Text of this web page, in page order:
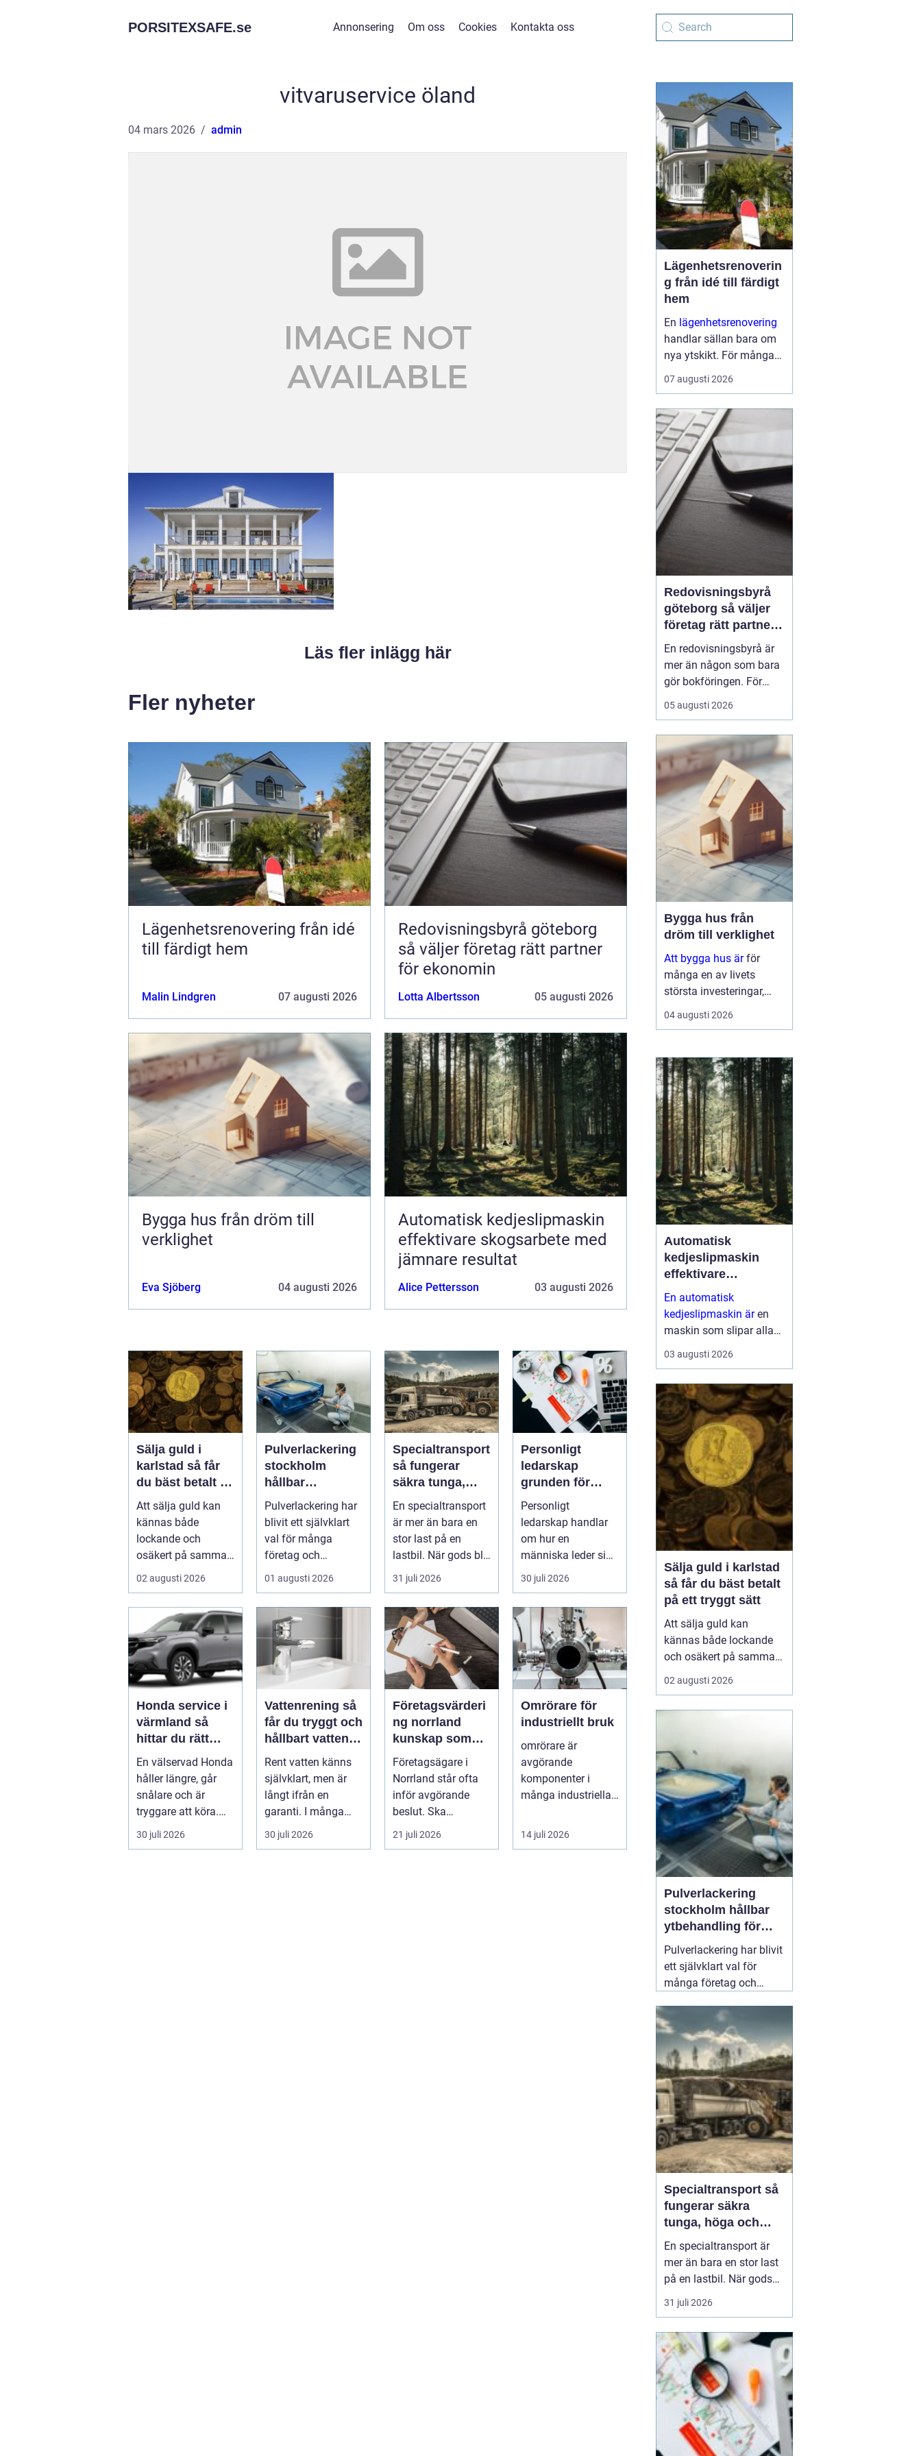
PORSITEXSAFE.se Annonsering Om oss Cookies Kontakta oss
vitvaruservice öland
04 mars 2026 admin
Läs fler inlägg här
Fler nyheter
Lägenhetsrenovering från idé
till färdigt hem
Malin Lindgren 07 augusti 2026
Redovisningsbyrå göteborg
så väljer företag rätt partner
för ekonomin
Lotta Albertsson 05 augusti 2026
Bygga hus från dröm till
verklighet
Eva Sjöberg 04 augusti 2026
Automatisk kedjeslipmaskin
effektivare skogsarbete med
jämnare resultat
Alice Pettersson 03 augusti 2026
Sälja guld i
karlstad så får
du bäst betalt på
ett tryggt sätt
Att sälja guld kan
kännas både
lockande och
osäkert på samma
gång. Många har
gamla smycken,
arvegods...
02 augusti 2026
Pulverlackering
stockholm
hållbar
ytbehandling för
industri och
privatpersoner
Pulverlackering har
blivit ett självklart
val för många
företag och
privatpersoner som
vill kombiner...
01 augusti 2026
Specialtransport
så fungerar
säkra tunga,
höga och breda
transporter
En specialtransport
är mer än bara en
stor last på en
lastbil. När gods blir
för tungt, för högt
ell...
31 juli 2026
Personligt
ledarskap
grunden för
hållbar
utveckling och
verklig
förändring
Personligt
ledarskap handlar
om hur en
människa leder sig
själv i vardagen: i
beslut, relationer,
ko...
30 juli 2026
Honda service i
värmland så
hittar du rätt
verkstad för din
bil
En välservad Honda
håller längre, går
snålare och är
tryggare att köra.
För många bilägare
i Värmlan...
30 juli 2026
Vattenrening så
får du tryggt och
hållbart vatten i
vardagen
Rent vatten känns
självklart, men är
långt ifrån en
garanti. I många
svenska hem
innehåller kranvatt...
30 juli 2026
Företagsvärderi
ng norrland
kunskap som
skapar tryggare
affärer
Företagsägare i
Norrland står ofta
inför avgörande
beslut. Ska
företaget säljas,
generationsskiftas,..
21 juli 2026
Omrörare för
industriellt bruk
omrörare är
avgörande
komponenter i
många industriella
erbjuder en lösning
för att...
14 juli 2026
Lägenhetsrenoverin
g från idé till färdigt
hem
En lägenhetsrenovering
handlar sällan bara om
nya ytskikt. För många
handlar den om att få
vardagen att fungera
spara energi och höja
värdet på bostaden.
Samtidigt kan processen
kän...
07 augusti 2026
Redovisningsbyrå
göteborg så väljer
företag rätt partner
för ekonomin
En redovisningsbyrå är
mer än någon som bara
gör bokföringen. För
många företag i
Göteborg blir byrån en
ekonomiavdelning, en
bollplank i vardagen och
ett skydd mot onödiga
risker. När lagar ändras,
bolaget växer eller tiden
inte räcker till, ...
05 augusti 2026
Bygga hus från
dröm till verklighet
Att bygga hus ärför
många en av livets
största investeringar,
både känslomässigt och
ekonomiskt. Samtidigt
tomt, planlösning,
material,
entreprenadform och
energilösnin...
04 augusti 2026
Automatisk
kedjeslipmaskin
effektivare
skogsarbete med
jämnare resultat
En automatisk
kedjeslipmaskin ären
maskin som slipar alla
tänder på en sågkedja
utan att användaren
för hand. Maskinen
matar själv fram kedjan,
ställer in v...
03 augusti 2026
Sälja guld i karlstad
så får du bäst betalt
på ett tryggt sätt
Att sälja guld kan
kännas både lockande
och osäkert på samma
gång. Många har gamla
smycken, arvegods eller
få ett bra pris och
samtidigt känna sig
trygg i affären. För den
som
02 augusti 2026
Pulverlackering
stockholm hållbar
ytbehandling för
industri och
privatpersoner
Pulverlackering har blivit
ett självklart val för
många företag och
kombinera lång
hållbarhet, snygg finish
och minskad
miljöpåverkan. I en stad
med hårt klimat, mycket
slitage och höga krav på
kvalitet01 augusti 2026
Specialtransport så
fungerar säkra
tunga, höga och
breda transporter
En specialtransport är
mer än bara en stor last
på en lastbil. När gods
blir för tungt, för högt
eller för brett för vanliga
dispens, noggrann
planering och väl
inarbetade rutiner. Rätt
utförd blir transporten
både säker, laglig ...
31 juli 2026